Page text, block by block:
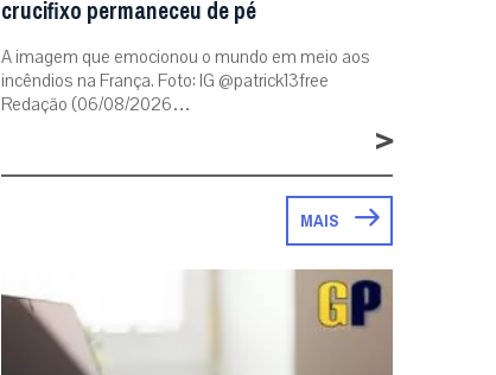
crucifixo permaneceu de pé
A imagem que emocionou o mundo em meio aos
incêndios na França. Foto: IG @patrick13free
Redação (06/08/2026…
>
MAIS